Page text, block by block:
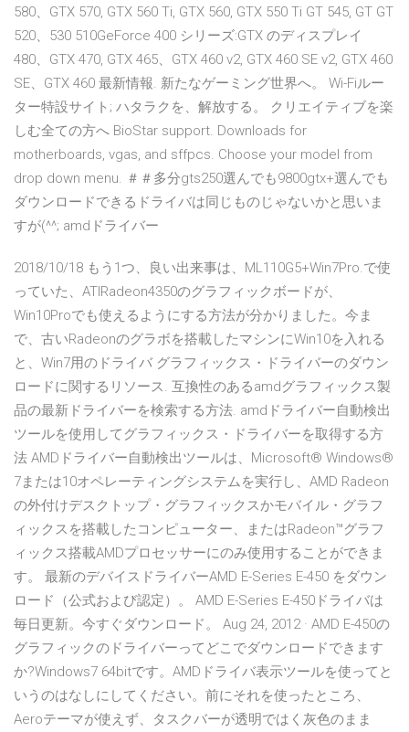
580、GTX 570, GTX 560 Ti, GTX 560, GTX 550 Ti GT 545, GT GT
520、530 510GeForce 400 シリーズ:GTX のディスプレイ
480、GTX 470, GTX 465、GTX 460 v2, GTX 460 SE v2, GTX 460
SE、GTX 460 最新情報. 新たなゲーミング世界へ。 Wi-Fiルー
ター特設サイト; ハタラクを、解放する。 クリエイティブを楽
しむ全ての方へ BioStar support. Downloads for
motherboards, vgas, and sffpcs. Choose your model from
drop down menu. ＃＃多分gts250選んでも9800gtx+選んでも
ダウンロードできるドライバは同じものじゃないかと思いま
すが(^^; amdドライバー
2018/10/18 もう1つ、良い出来事は、ML110G5+Win7Pro.で使
っていた、ATIRadeon4350のグラフィックボードが、
Win10Proでも使えるようにする方法が分かりました。今ま
で、古いRadeonのグラボを搭載したマシンにWin10を入れる
と、Win7用のドライバ グラフィックス・ドライバーのダウン
ロードに関するリソース. 互換性のあるamdグラフィックス製
品の最新ドライバーを検索する方法. amdドライバー自動検出
ツールを使用してグラフィックス・ドライバーを取得する方
法 AMDドライバー自動検出ツールは、Microsoft® Windows®
7または10オペレーティングシステムを実行し、AMD Radeon
の外付けデスクトップ・グラフィックスかモバイル・グラフ
ィックスを搭載したコンピューター、またはRadeon™グラフ
ィックス搭載AMDプロセッサーにのみ使用することができま
す。 最新のデバイスドライバーAMD E-Series E-450 をダウン
ロード（公式および認定）。 AMD E-Series E-450ドライバは
毎日更新。今すぐダウンロード。 Aug 24, 2012 · AMD E-450の
グラフィックのドライバーってどこでダウンロードできます
か?Windows7 64bitです。AMDドライバ表示ツールを使ってと
いうのはなしにしてください。前にそれを使ったところ、
Aeroテーマが使えず、タスクバーが透明ではく灰色のまま